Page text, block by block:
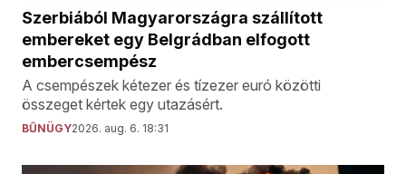
Szerbiából Magyarországra szállított
embereket egy Belgrádban elfogott
embercsempész
A csempészek kétezer és tízezer euró közötti
összeget kértek egy utazásért.
BŰNÜGY2026. aug. 6. 18:31